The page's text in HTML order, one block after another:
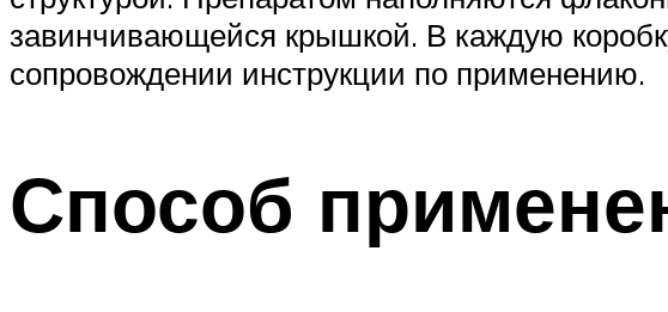
завинчивающейся крышкой. В каждую
сопровождении инструкции по применению.
Способ